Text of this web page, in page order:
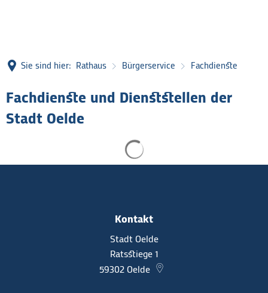
Sie sind hier: Rathaus Bürgerservice Fachdienste
Fachdienste
Fachdienste und Dienststellen der
Stadt Oelde
Kontakt
Stadt Oelde
Ratsstiege 1
59302 Oelde